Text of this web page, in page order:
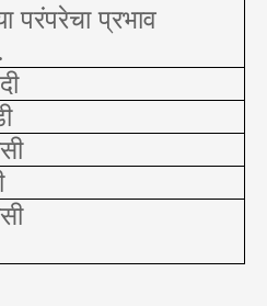
परंपरेचा प्रभाव